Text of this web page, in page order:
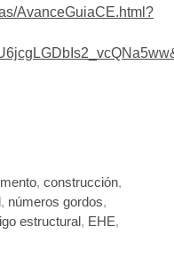
AvanceGuiaCE.html?
, construcción,
, números gordos,
estructural , EHE,